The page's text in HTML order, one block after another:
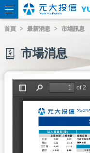
首頁 最新消息 市場訊息
市場消息